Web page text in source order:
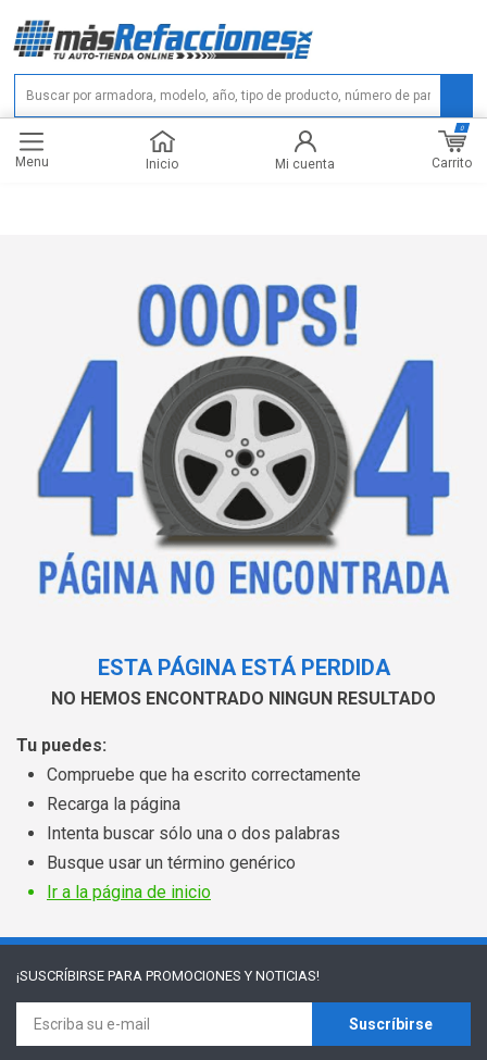
Menu Inicio Mi cuenta Carrito
0
ESTA PÁGINA ESTÁ PERDIDA
NO HEMOS ENCONTRADO NINGUN RESULTADO
Tu puedes:
Compruebe que ha escrito correctamente
Recarga la página
Intenta buscar sólo una o dos palabras
Busque usar un término genérico
Ir a la página de inicio
¡SUSCRÍBIRSE PARA PROMOCIONES Y NOTICIAS!
Suscríbirse